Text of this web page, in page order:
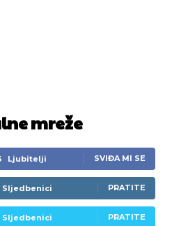
mreže
Ljubitelji SVIĐA MI SE
Sljedbenici PRATITE
Sljedbenici PRATITE